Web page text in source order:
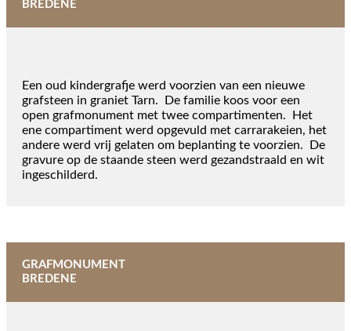
BREDENE
Een oud kindergrafje werd voorzien van een nieuwe
grafsteen in graniet Tarn. De familie koos voor een
open grafmonument met twee compartimenten. Het
ene compartiment werd opgevuld met carrarakeien, het
andere werd vrij gelaten om beplanting te voorzien. De
gravure op de staande steen werd gezandstraald en wit
ingeschilderd.
GRAFMONUMENT
BREDENE